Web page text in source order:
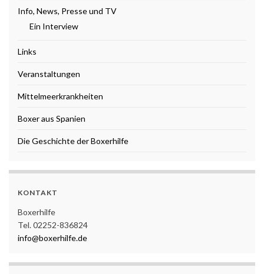
Info, News, Presse und TV
Ein Interview
Links
Veranstaltungen
Mittelmeerkrankheiten
Boxer aus Spanien
Die Geschichte der Boxerhilfe
KONTAKT
Boxerhilfe
Tel. 02252-836824
info@boxerhilfe.de